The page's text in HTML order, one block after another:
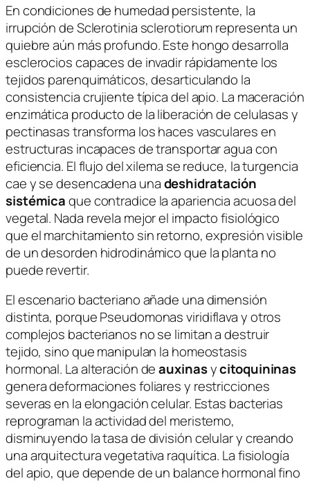
En condiciones de humedad persistente, la
irrupción deSclerotinia sclerotiorumrepresenta un
quiebre aún más profundo. Este hongo desarrolla
esclerocios capaces de invadir rápidamente los
tejidos parenquimáticos, desarticulando la
consistencia crujiente típica del apio. La maceración
enzimática producto de la liberación de celulasas y
pectinasas transforma los haces vasculares en
estructuras incapaces de transportar agua con
eficiencia. El flujo del xilema se reduce, la turgencia
cae y se desencadena unadeshidratación
sistémicaque contradice la apariencia acuosa del
vegetal. Nada revela mejor el impacto fisiológico
que el marchitamiento sin retorno, expresión visible
de un desorden hidrodinámico que la planta no
puede revertir.
El escenario bacteriano añade una dimensión
distinta, porquePseudomonas viridiflavay otros
complejos bacterianos no se limitan a destruir
tejido, sino que manipulan la homeostasis
hormonal. La alteración deauxinasycitoquininas
genera deformaciones foliares y restricciones
severas en la elongación celular. Estas bacterias
reprograman la actividad del meristemo,
disminuyendo la tasa de división celular y creando
una arquitectura vegetativa raquítica. La fisiología
del apio, que depende de un balance hormonal fino